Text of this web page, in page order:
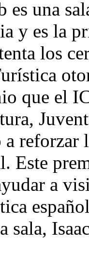
es una
y es la
los
que el
reforzar
Este
a
sala,